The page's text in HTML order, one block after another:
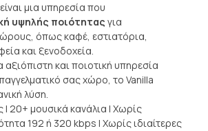
μια υπηρεσία που
υψηλής ποιότητας για
όπως καφέ, εστιατόρια,
και ξενοδοχεία.
αξιόπιστη και ποιοτική υπηρεσία
σας χώρο, το Vanilla
λύση.
| 20+ μουσικά κανάλια | Χωρίς
192 ή 320 kbps | Χωρίς ιδιαίτερες